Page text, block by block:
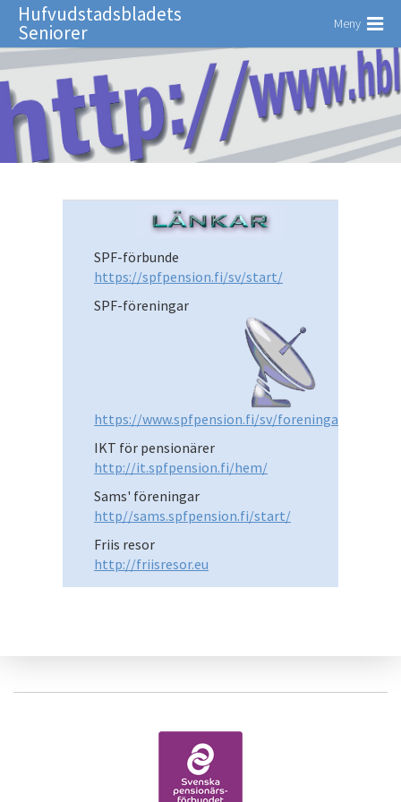
Hufvudstadsbladets
Seniorer Meny
SPF-förbunde
https://spfpension.fi/sv/start/
SPF-föreningar
https://www.spfpension.fi/sv/foreningar/
IKT för pensionärer
http://it.spfpension.fi/hem/
Sams' föreningar
http//sams.spfpension.fi/start/
Friis resor
http://friisresor.eu